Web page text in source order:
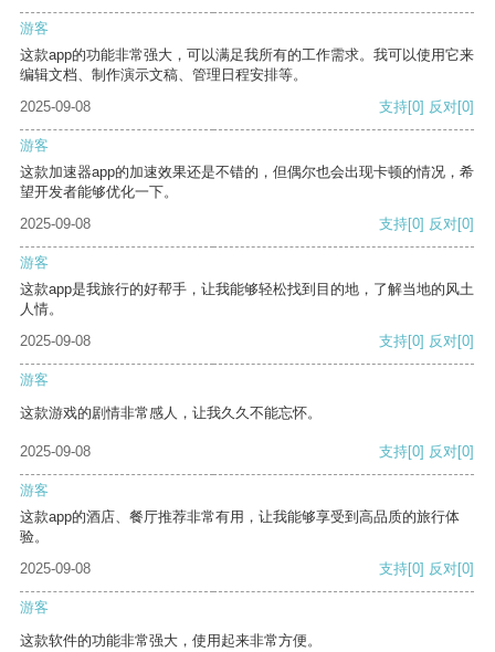
游客
这款app的功能非常强大，可以满足我所有的工作需求。我可以使用它来
编辑文档、制作演示文稿、管理日程安排等。
2025-09-08
支持[0] 反对[0]
游客
这款加速器app的加速效果还是不错的，但偶尔也会出现卡顿的情况，希
望开发者能够优化一下。
2025-09-08
支持[0] 反对[0]
游客
这款app是我旅行的好帮手，让我能够轻松找到目的地，了解当地的风土
人情。
2025-09-08
支持[0] 反对[0]
游客
这款游戏的剧情非常感人，让我久久不能忘怀。
2025-09-08 支持[0] 反对[0]
游客
这款app的酒店、餐厅推荐非常有用，让我能够享受到高品质的旅行体
验。
2025-09-08
支持[0] 反对[0]
游客
这款软件的功能非常强大，使用起来非常方便。